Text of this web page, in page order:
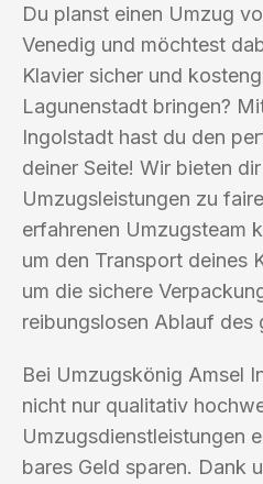
Du planst einen Umzug
Venedig und möchtest
Klavier sicher und
Lagunenstadt bringen?
Ingolstadt hast du den
deiner Seite! Wir bieten
Umzugsleistungen zu
erfahrenen Umzugsteam
um den Transport deines
um die sichere
reibungslosen Ablauf des
Bei Umzugskönig Amsel
nicht nur qualitativ
Umzugsdienstleistungen
bares Geld sparen. Dank